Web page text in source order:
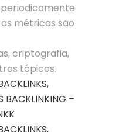
métricas são
criptografia,
tópicos.
BACKLINKING –